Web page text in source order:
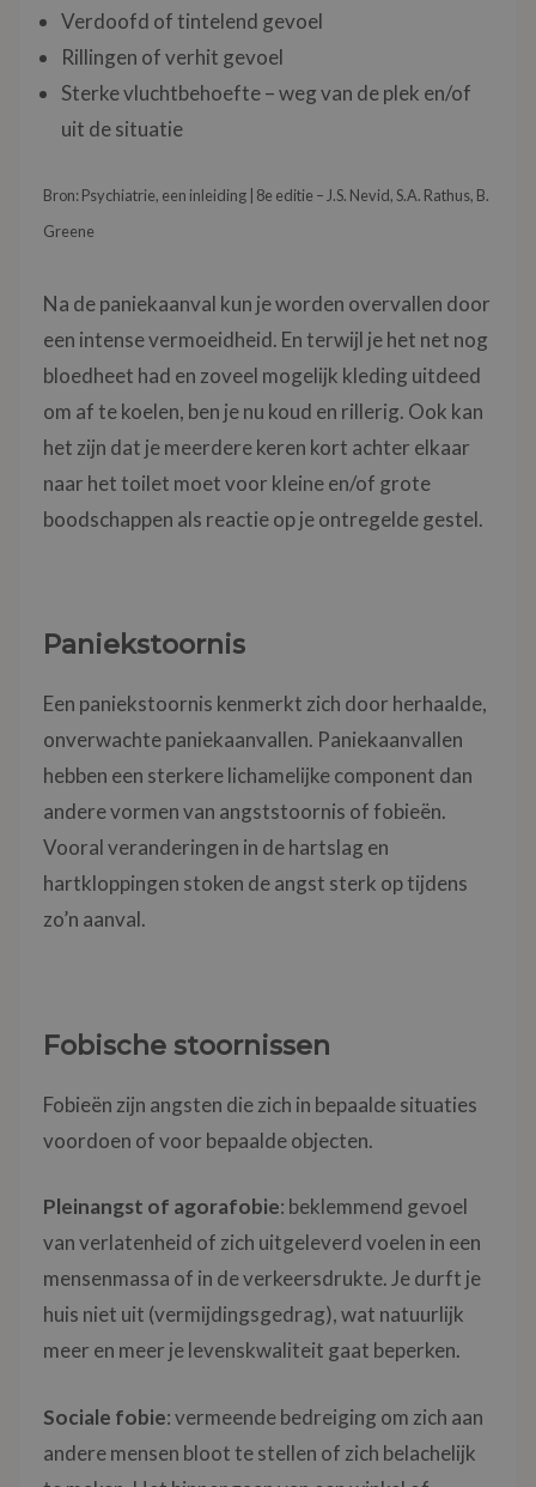
Verdoofd of tintelend gevoel
Rillingen of verhit gevoel
Sterke vluchtbehoefte – weg van de plek en/of
uit de situatie
Bron: Psychiatrie, een inleiding | 8e editie – J.S. Nevid, S.A. Rathus, B.
Greene
Na de paniekaanval kun je worden overvallen door
een intense vermoeidheid. En terwijl je het net nog
bloedheet had en zoveel mogelijk kleding uitdeed
om af te koelen, ben je nu koud en rillerig. Ook kan
het zijn dat je meerdere keren kort achter elkaar
naar het toilet moet voor kleine en/of grote
boodschappen als reactie op je ontregelde gestel.
Paniekstoornis
Een paniekstoornis kenmerkt zich door herhaalde,
onverwachte paniekaanvallen. Paniekaanvallen
hebben een sterkere lichamelijke component dan
andere vormen van angststoornis of fobieën.
Vooral veranderingen in de hartslag en
hartkloppingen stoken de angst sterk op tijdens
zo’n aanval.
Fobische stoornissen
Fobieën zijn angsten die zich in bepaalde situaties
voordoen of voor bepaalde objecten.
Pleinangst of agorafobie: beklemmend gevoel
van verlatenheid of zich uitgeleverd voelen in een
mensenmassa of in de verkeersdrukte. Je durft je
huis niet uit (vermijdingsgedrag), wat natuurlijk
meer en meer je levenskwaliteit gaat beperken.
Sociale fobie: vermeende bedreiging om zich aan
andere mensen bloot te stellen of zich belachelijk